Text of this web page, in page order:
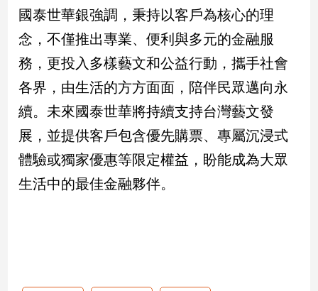
追
星
生
活
建
築/
內
食
國泰世華銀強調，秉持以客戶為核心的理
念，不僅推出專業、便利與多元的金融服
務，更投入多樣藝文和公益行動，攜手社會
各界，由生活的方方面面，陪伴民眾邁向永
續。未來國泰世華將持續支持台灣藝文發
展，並提供客戶包含優先購票、專屬沉浸式
體驗或獨家優惠等限定權益，盼能成為大眾
生活中的最佳金融夥伴。